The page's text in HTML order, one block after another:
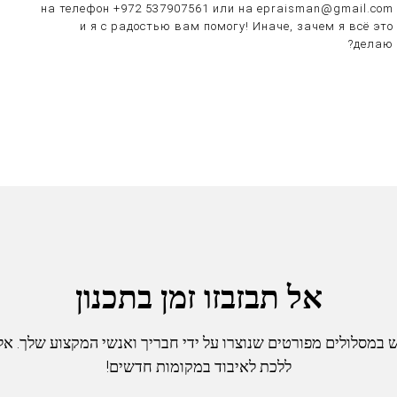
на телефон +972 537907561 или на epraisman@gmail.com
и я с радостью вам помогу! Иначе, зачем я всё это
делаю?
אל תבזבזו זמן בתכנון
מפורטים שנוצרו על ידי חבריך ואנשי המקצוע שלך.
ללכת לאיבוד במקומות חדשים!